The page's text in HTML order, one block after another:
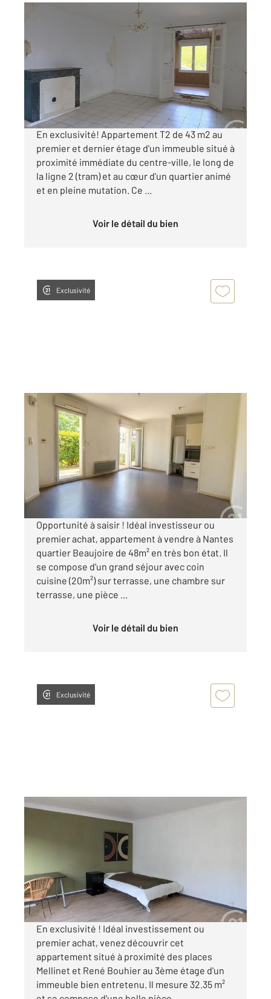
Appartement T2 à vendre
105 000 €
Visiter le site dédié
En exclusivité! Appartement T2 de 43 m2 au
premier et dernier étage d'un immeuble situé à
proximité immédiate du centre-ville, le long de
la ligne 2 (tram) et au cœur d'un quartier animé
et en pleine mutation. Ce ...
Voir le détail du bien
Exclusivité
NANTES 44
48,31 m2, 2 pièces
Ref : 1791
Appartement T2 à vendre
145 000 €
Visiter le site dédié
Opportunité à saisir ! Idéal investisseur ou
premier achat, appartement à vendre à Nantes
quartier Beaujoire de 48m² en très bon état. Il
se compose d'un grand séjour avec coin
cuisine (20m²) sur terrasse, une chambre sur
terrasse, une pièce ...
Voir le détail du bien
Exclusivité
NANTES 44
Appartement T1 à vendre
115 000 €
Visiter le site dédié
En exclusivité ! Idéal investissement ou
premier achat, venez découvrir cet
appartement situé à proximité des places
Mellinet et René Bouhier au 3ème étage d'un
immeuble bien entretenu. Il mesure 32.35 m²